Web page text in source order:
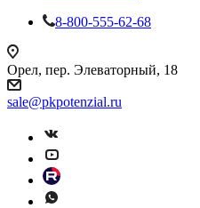
8-800-555-62-68
Орел, пер. Элеваторный, 18
sale@pkpotenzial.ru